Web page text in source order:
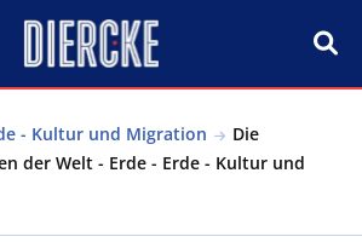
- Kultur und Migration
Die
der Welt - Erde - Erde - Kultur und